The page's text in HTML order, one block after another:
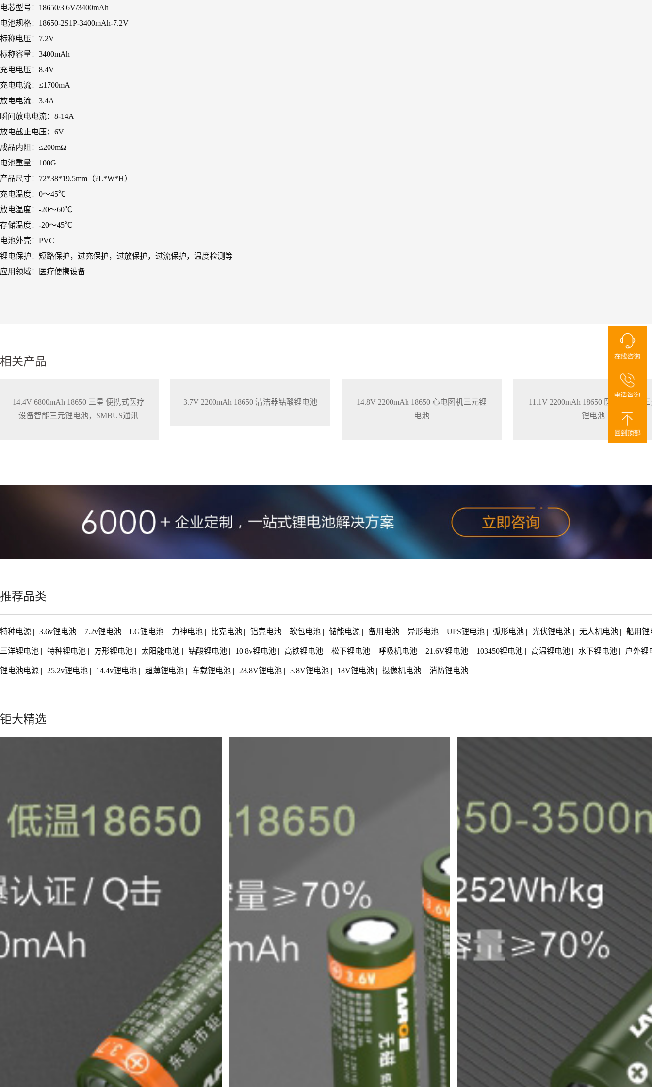
电芯型号：18650/3.6V/3400mAh
电池规格：18650-2S1P-3400mAh-7.2V
标称电压：7.2V
标称容量：3400mAh
充电电压：8.4V
充电电流：≤1700mA
放电电流：3.4A
瞬间放电电流：8-14A
放电截止电压：6V
成品内阻：≤200mΩ
电池重量：100G
产品尺寸：72*38*19.5mm（?L*W*H）
充电温度：0～45℃
放电温度：-20～60℃
存储温度：-20～45℃
电池外壳：PVC
锂电保护：短路保护，过充保护，过放保护，过流保护，温度检测等
应用领域：医疗便携设备
相关产品
14.4V 6800mAh 18650 三星 便携式医疗
设备智能三元锂电池，SMBUS通讯
3.7V 2200mAh 18650 清洁器钴酸锂电池
14.8V 2200mAh 18650 心电图机三元锂
电池
11.1V 2200mAh 18650 医疗监护仪
锂电池
推荐品类
特种电源 | 3.6v锂电池 | 7.2v锂电池 | LG锂电池 | 力神电池 | 比克电池 | 铝壳电池 | 软包电池 | 储能电源 | 备用电池 | 异形电池 | UPS锂电池 | 弧形电池 | 光伏锂电池 | 无人机电池 | 船用
三洋锂电池 | 特种锂电池 | 方形锂电池 | 太阳能电池 | 钴酸锂电池 | 10.8v锂电池 | 高铁锂电池 | 松下锂电池 | 呼吸机电池 | 21.6V锂电池 | 103450锂电池 | 高温锂电池 | 水下锂电池 | 户外锂
锂电池电源 | 25.2v锂电池 | 14.4v锂电池 | 超薄锂电池 | 车载锂电池 | 28.8V锂电池 | 3.8V锂电池 | 18V锂电池 | 摄像机电池 | 消防锂电池 |
钜大精选